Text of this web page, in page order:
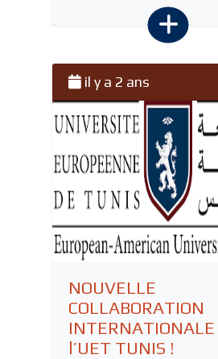
il y a 2 ans
NOUVELLE
COLLABORATION
INTERNATIONALE
l’UET TUNIS !